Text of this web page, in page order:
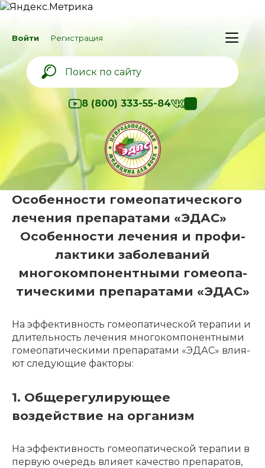
Войти Регистрация
8 (800) 333-55-84
Особен­но­сти гомео­па­ти­че­ско­го
лече­ния препа­ра­та­ми «ЭДАС»
Особен­но­сти лече­ния и профи­
лак­ти­ки заболе­ва­ний
много­ком­по­нент­ны­ми гомео­па­
ти­че­ски­ми препа­ра­та­ми «ЭДАС»
На эффек­тив­ность гомео­па­ти­че­ской тера­пии и
длитель­ность лече­ния много­ком­по­нент­ны­ми
гомео­па­ти­че­ски­ми препа­ра­та­ми «ЭДАС» влия­
ют следу­ю­щие факто­ры:
1. Общерегулирующее
воздействие на организм
На эффек­тив­ность гомео­па­ти­че­ской тера­пии в
первую очередь влия­ет каче­ство препа­ра­тов,